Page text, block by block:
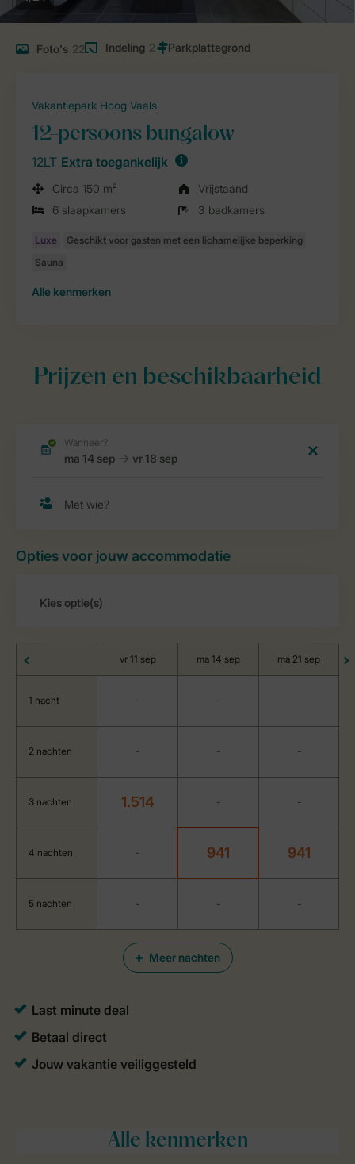
Foto's 22 Indeling 2
Vakantiepark Hoog Vaals
12-persoons bungalow
12LT Extra toegankelijk
Circa 150 m²
Vrijstaand
6 slaapkamers
3 badkamers
Alle kenmerken
Prijzen en beschikbaarheid
Opties voor jouw accommodatie
Meer nachten
vr 11 sep ma 14 sep ma 21 sep
1 nacht - - -
2 nachten - - -
3 nachten 1.514 - -
4 nachten - 941 941
5 nachten - - -
Alle kenmerken